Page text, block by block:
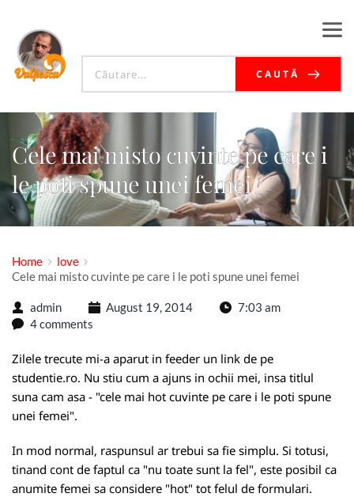
CAUTĂ
Cele mai misto cuvinte pe care i
le poti spune unei femei
Home
love
Cele mai misto cuvinte pe care i le poti spune unei femei
admin August 19, 2014
7:03 am
4 comments
Zilele trecute mi-a aparut in feeder un link de pe
studentie.ro. Nu stiu cum a ajuns in ochii mei, insa titlul
suna cam asa - "cele mai hot cuvinte pe care i le poti spune
unei femei".
In mod normal, raspunsul ar trebui sa fie simplu. Si totusi,
tinand cont de faptul ca "nu toate sunt la fel", este posibil ca
anumite femei sa considere "hot" tot felul de formulari.